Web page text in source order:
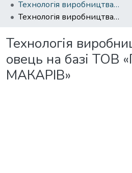
Технологія виробництва і переробки продукції тваринництва
Технологія виробництва молока овець на базі ТОВ «ГЕОЗЕМ МАКАРІВ»
Технологія
овець на базі ТОВ
МАКАРІВ»